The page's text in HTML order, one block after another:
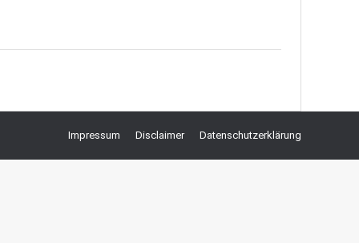
Impressum Disclaimer Datenschutzerklärung